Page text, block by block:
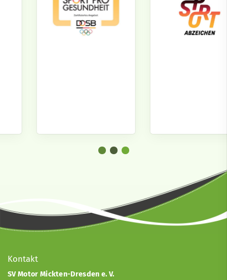
Kontakt
SV Motor Mickten-Dresden e. V.